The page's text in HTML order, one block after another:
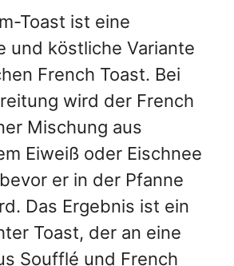
Soufflé und French
Serviert mit Früchten
der Eischaum-Toast
für diejenigen,
Besonderem suchen.
Rezept drucken